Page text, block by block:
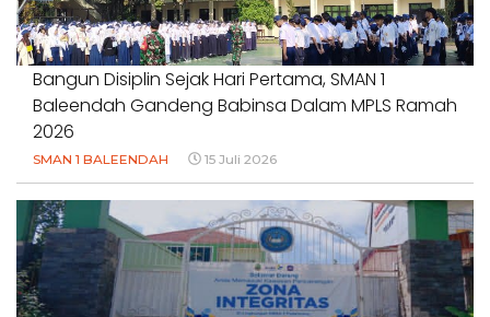
18 Juli 2026
Bangun Disiplin Sejak Hari Pertama, SMAN 1
Baleendah Gandeng Babinsa Dalam MPLS Ramah
2026
SMAN 1 BALEENDAH 15 Juli 2026